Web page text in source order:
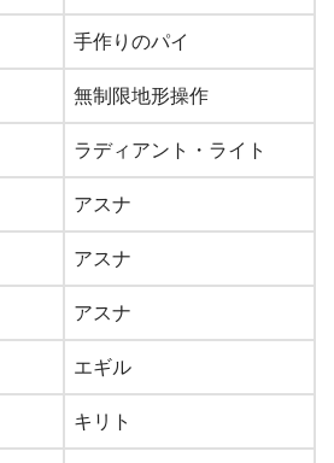
手作りのパイ
無制限地形操作
ラディアント・ライト
アスナ
アスナ
アスナ
エギル
キリト